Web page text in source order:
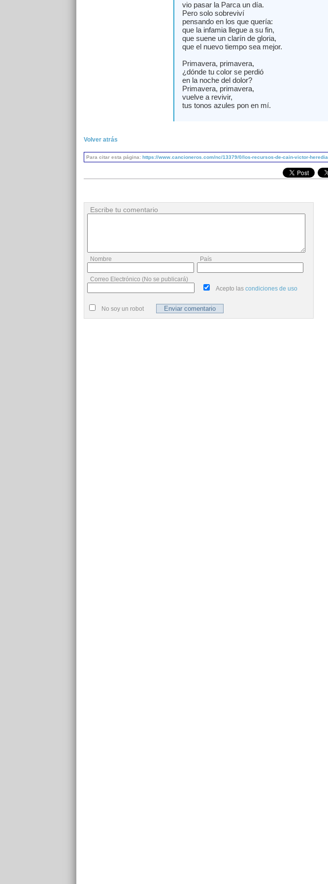
vio pasar la Parca un día.
Pero solo sobreviví
pensando en los que quería:
que la infamia llegue a su fin,
que suene un clarín de gloria,
que el nuevo tiempo sea mejor.
Primavera, primavera,
¿dónde tu color se perdió
en la noche del dolor?
Primavera, primavera,
vuelve a revivir,
tus tonos azules pon en mí.
Volver atrás
Para citar esta página: https://www.cancioneros.com/nc/13379/0/los-recursos-de-cain-victor-heredia
Escribe tu comentario
Nombre País
Correo Electrónico (No se publicará)
Acepto las condiciones de uso
No soy un robot